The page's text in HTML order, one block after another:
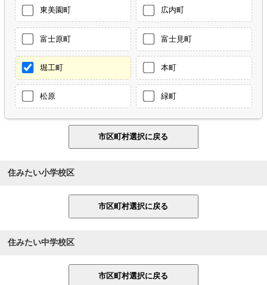
東美園町 広内町
富士原町 富士見町
堀工町 本町
松原 緑町
住みたい小学校区
住みたい中学校区